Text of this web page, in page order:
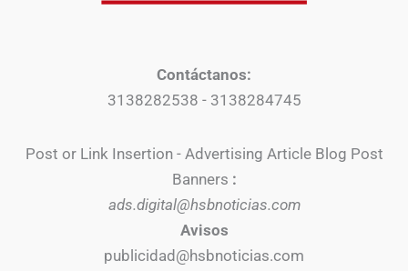
Contáctanos:
3138282538 - 3138284745
Post or Link Insertion - Advertising Article Blog Post
Banners :
ads.digital@hsbnoticias.com
Avisos
publicidad@hsbnoticias.com